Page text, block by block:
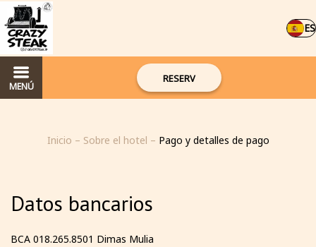
ES
MENÚ
RESERV
Inicio – Sobre el hotel – Pago y detalles de pago
Datos bancarios
BCA 018.265.8501 Dimas Mulia